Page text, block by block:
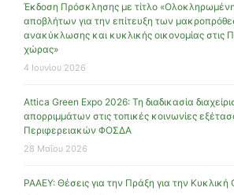
Έκδοση Πρόσκλησης με τίτλο «Ολοκληρωμένη
αποβλήτων για την επίτευξη των
ανακύκλωσης και κυκλικής οικονομίας στις
χώρας»
4 Ιουνίου 2026
Attica Green Expo 2026: Τη διαδικασία
απορριμμάτων στις τοπικές κοινωνίες
Περιφερειακών ΦΟΣΔΑ
28 Μαΐου 2026
ΡΑΑΕΥ: Θέσεις για την Πράξη για την Κυκλική